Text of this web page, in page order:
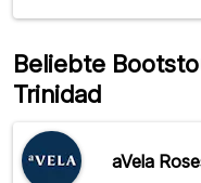
Beliebte
Trinidad
aVela